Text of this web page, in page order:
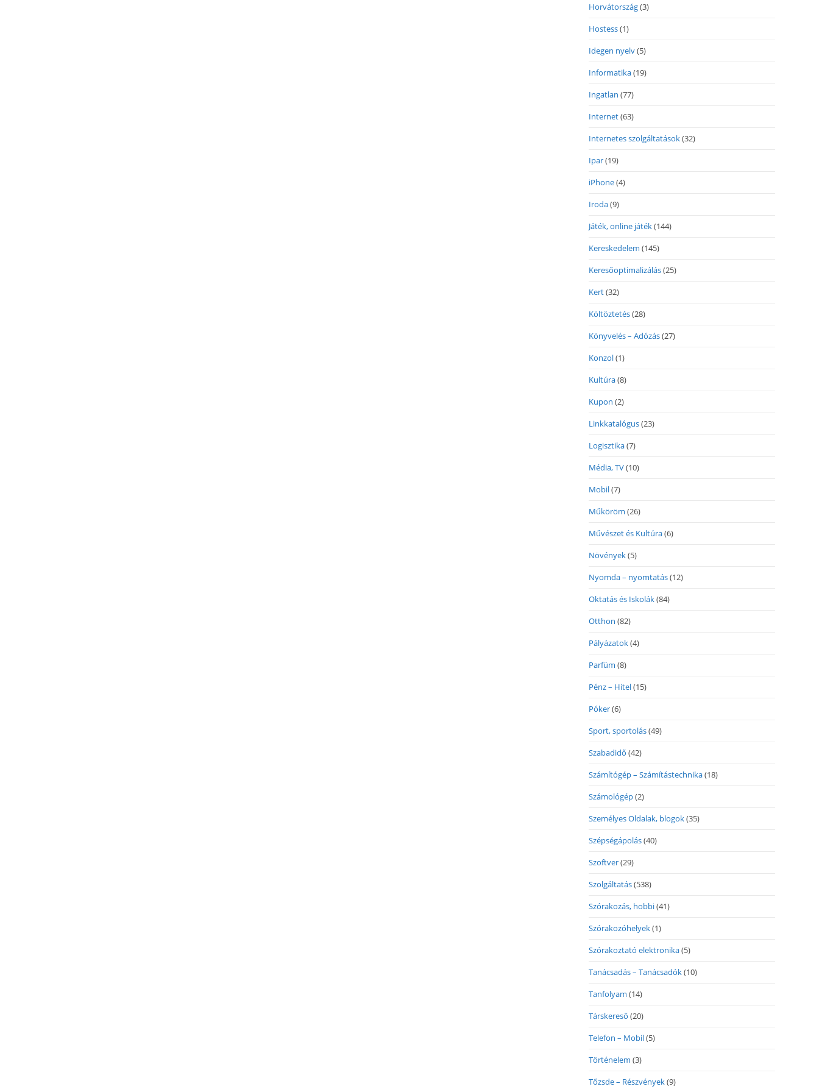
Horvátország(3)
Hostess(1)
Idegen nyelv(5)
Informatika(19)
Ingatlan (77)
Internet(63)
Internetes szolgáltatások(32)
Ipar(19)
iPhone(4)
Iroda(9)
Játék, online játék(144)
Kereskedelem (145)
Keresőoptimalizálás(25)
Kert(32)
Költöztetés(28)
Könyvelés – Adózás(27)
Konzol(1)
Kultúra(8)
Kupon (2)
Linkkatalógus(23)
Logisztika(7)
Média, TV(10)
Mobil(7)
Műköröm (26)
Művészet és Kultúra(6)
Növények(5)
Nyomda – nyomtatás(12)
Oktatás és Iskolák(84)
Otthon (82)
Pályázatok(4)
Parfüm (8)
Pénz – Hitel(15)
Póker(6)
Sport, sportolás(49)
Szabadidő (42)
Számítógép – Számítástechnika(18)
Számológép(2)
Személyes Oldalak, blogok(35)
Szépségápolás(40)
Szoftver(29)
Szolgáltatás(538)
Szórakozás, hobbi(41)
Szórakozóhelyek(1)
Szórakoztató elektronika(5)
Tanácsadás – Tanácsadók(10)
Tanfolyam (14)
Társkereső (20)
Telefon – Mobil(5)
Történelem (3)
Tőzsde – Részvények(9)